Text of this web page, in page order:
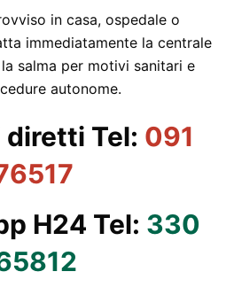
in casa, ospedale o
immediatamente la centrale
salma per motivi sanitari e
autonome.
diretti Tel: 091
H24 Tel: 330